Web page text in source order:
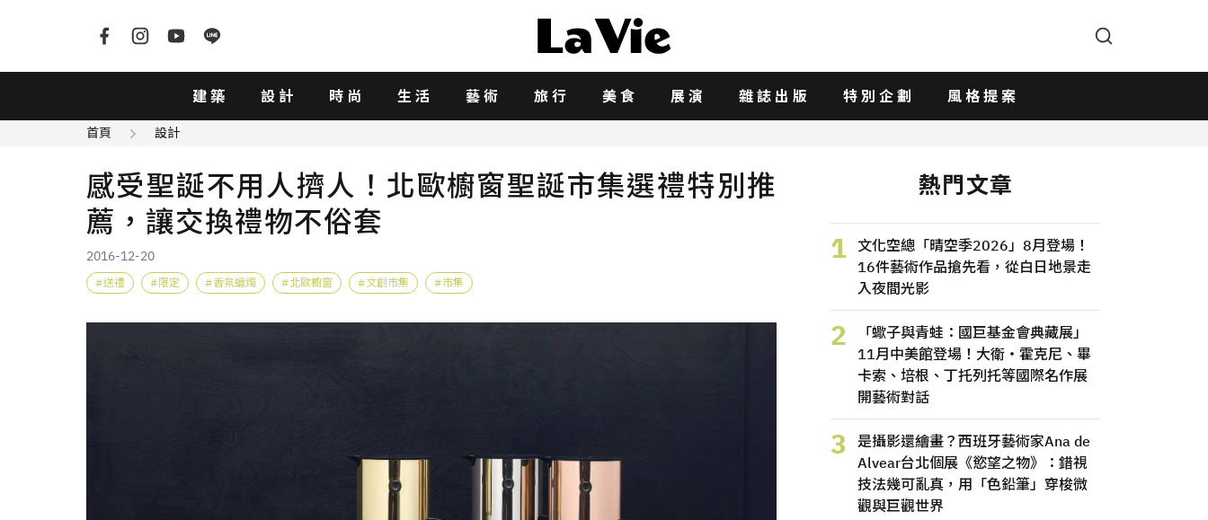
建築 設計 時尚 生活 藝術 旅行 美食 展演 雜誌出版 特別企劃 風格提案
首頁 設計
感受聖誕不用人擠人！北歐櫥窗聖誕市集選禮特別推
薦，讓交換禮物不俗套
2016-12-20
送禮 限定 香氛蠟燭 北歐櫥窗 文創市集 市集
熱門文章
1
文化空總「晴空季2026」8月登場！
16件藝術作品搶先看，從白日地景走
入夜間光影
2
「蠍子與青蛙：國巨基金會典藏展」
11月中美館登場！大衛・霍克尼、畢
卡索、培根、丁托列托等國際名作展
開藝術對話
3
是攝影還繪畫？西班牙藝術家Ana de
Alvear台北個展《慾望之物》：錯視
技法幾可亂真，用「色鉛筆」穿梭微
觀與巨觀世界